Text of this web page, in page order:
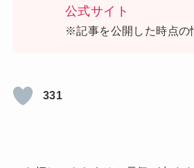
公式サイト
※記事を公開した時点の
331